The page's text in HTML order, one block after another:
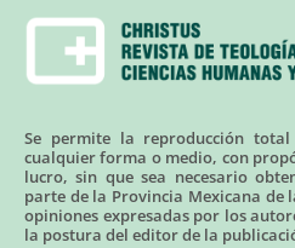
Se permite la reproducción
cualquier forma o medio, con
lucro, sin que sea necesario
parte de la Provincia Mexicana de
opiniones expresadas por los
la postura del editor de la